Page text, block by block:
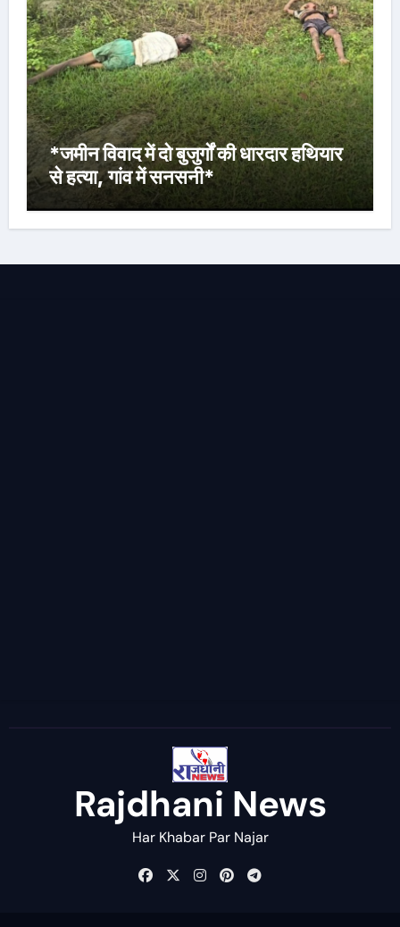
*जमीन विवाद में दो बुजुर्गों की धारदार हथियार
से हत्या, गांव में सनसनी*
Rajdhani News
Har Khabar Par Najar